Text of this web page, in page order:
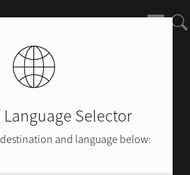
Selector
and language below: